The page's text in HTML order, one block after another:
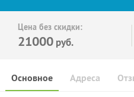
Цена без скидки:
21000 руб.
Основное Адреса